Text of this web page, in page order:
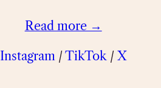
Read more →
Instagram /TikTok /X